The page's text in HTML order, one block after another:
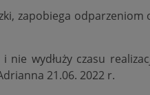
zapobiega odparzeniom
i nie wydłuży czasu
21.06. 2022 r.